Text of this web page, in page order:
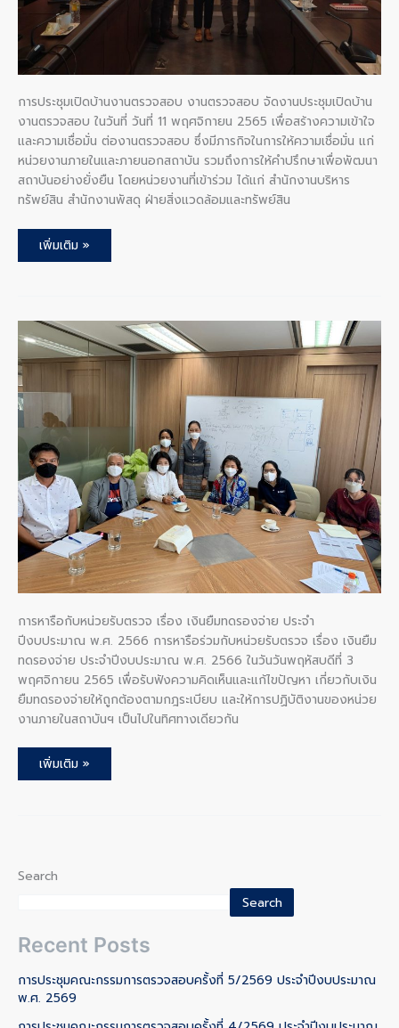
การประชุมเปิดบ้านงานตรวจสอบ งานตรวจสอบ จัดงานประชุมเปิดบ้าน
งานตรวจสอบ ในวันที่ วันที่ 11 พฤศจิกายน 2565 เพื่อสร้างความเข้าใจ
และความเชื่อมั่น ต่องานตรวจสอบ ซึ่งมีภารกิจในการให้ความเชื่อมั่น แก่
หน่วยงานภายในและภายนอกสถาบัน รวมถึงการให้คำปรึกษาเพื่อพัฒนา
สถาบันอย่างยั่งยืน โดยหน่วยงานที่เข้าร่วม ได้แก่ สำนักงานบริหาร
ทรัพย์สิน สำนักงานพัสดุ ฝ่ายสิ่งแวดล้อมและทรัพย์สิน
เพิ่มเติม »
การหารือกับหน่วยรับตรวจ เรื่อง เงินยืมทดรองจ่าย ประจำ
ปีงบประมาณ พ.ศ. 2566 การหารือร่วมกับหน่วยรับตรวจ เรื่อง เงินยืม
ทดรองจ่าย ประจำปีงบประมาณ พ.ศ. 2566 ในวันวันพฤหัสบดีที่ 3
พฤศจิกายน 2565 เพื่อรับฟังความคิดเห็นและแก้ไขปัญหา เกี่ยวกับเงิน
ยืมทดรองจ่ายให้ถูกต้องตามกฎระเบียบ และให้การปฏิบัติงานของหน่วย
งานภายในสถาบันฯ เป็นไปในทิศทางเดียวกัน
การ
หารือ
กับ
หน่วย
รับ
เรื่อง
เงิน
ยืม
ทดรอง
จ่าย
ประจำ
ปีงบประมาณ
พ.ศ.
2566
เพิ่มเติม »
Search
Search
Recent Posts
การประชุมคณะกรรมการตรวจสอบครั้งที่ 5/2569 ประจำปีงบประมาณ
พ.ศ. 2569